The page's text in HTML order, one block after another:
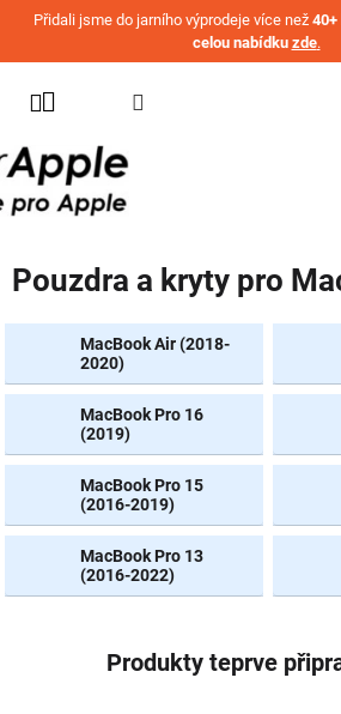
Přejít na obsah
Přidali jsme do jarního výprodeje více než
celou nabídku zde.
IPHONE
MACBOOK
AIRPODS
AIRTAG
OSTATNÍ
ZNAČKY
AKČNÍ
ZBOŽÍ
NOVINKY
Pouzdra a kryty pro
MacBook Air (2018-
2020)
MacBook Pro 16
(2019)
MacBook Pro 15
(2016-2019)
MacBook Pro 13
(2016-2022)
Produkty teprve